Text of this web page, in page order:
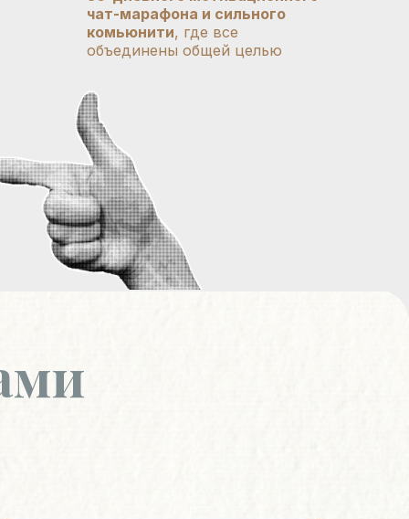
чат-марафона и сильного
комьюнити, где все
объединены общей целью